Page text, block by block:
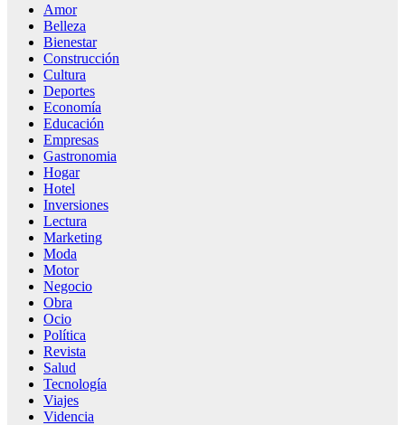
Amor
Belleza
Bienestar
Construcción
Cultura
Deportes
Economía
Educación
Empresas
Gastronomia
Hogar
Hotel
Inversiones
Lectura
Marketing
Moda
Motor
Negocio
Obra
Ocio
Política
Revista
Salud
Tecnología
Viajes
Videncia